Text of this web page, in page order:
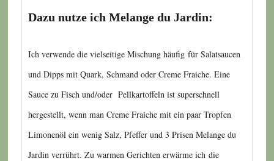
Dazu nutze ich Melange du Jardin:
Ich verwende die vielseitige Mischung häufig für Salatsaucen
und Dipps mit Quark, Schmand oder Creme Fraiche. Eine
Sauce zu Fisch und/oder Pellkartoffeln ist superschnell
hergestellt, wenn man Creme Fraiche mit ein paar Tropfen
Limonenöl ein wenig Salz, Pfeffer und 3 Prisen Melange du
Jardin verrührt. Zu warmen Gerichten erwärme ich die